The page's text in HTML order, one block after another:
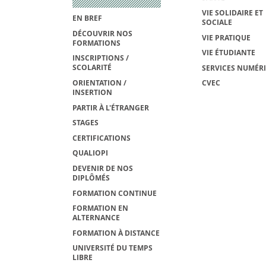
EN BREF
DÉCOUVRIR NOS
FORMATIONS
INSCRIPTIONS /
SCOLARITÉ
ORIENTATION /
INSERTION
PARTIR À L'ÉTRANGER
STAGES
CERTIFICATIONS
QUALIOPI
DEVENIR DE NOS
DIPLÔMÉS
FORMATION CONTINUE
FORMATION EN
ALTERNANCE
FORMATION À DISTANCE
UNIVERSITÉ DU TEMPS
LIBRE
VIE SOLIDAIRE ET
SOCIALE
VIE PRATIQUE
VIE ÉTUDIANTE
SERVICES
CVEC